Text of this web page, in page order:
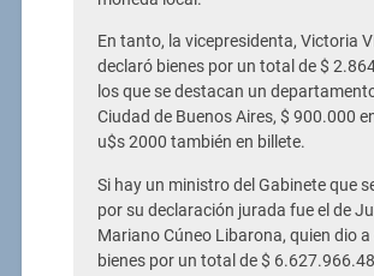
En tanto, la vicepresidenta, Victoria
declaró bienes por un total de $
los que se destacan un
Ciudad de Buenos Aires, $ 900.000
u$s 2000 también en billete.
Si hay un ministro del Gabinete que
por su declaración jurada fue el de
Mariano Cúneo Libarona, quien dio
bienes por un total de $